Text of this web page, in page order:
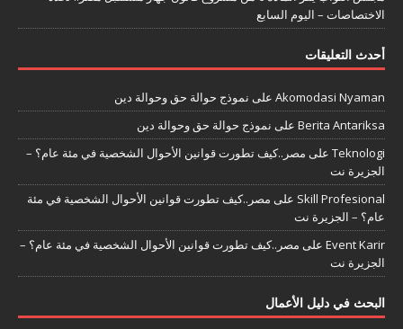
الاختصاصات – اليوم السابع
أحدث التعليقات
Akomodasi Nyaman على نموذج حوالة حق وحوالة دين
Berita Antariksa على نموذج حوالة حق وحوالة دين
Teknologi على مصر..كيف تطورت قوانين الأحوال الشخصية في مئة عام؟ –
الجزيرة نت
Skill Profesional على مصر..كيف تطورت قوانين الأحوال الشخصية في مئة
عام؟ – الجزيرة نت
Event Karir على مصر..كيف تطورت قوانين الأحوال الشخصية في مئة عام؟ –
الجزيرة نت
البحث في دليل الأعمال